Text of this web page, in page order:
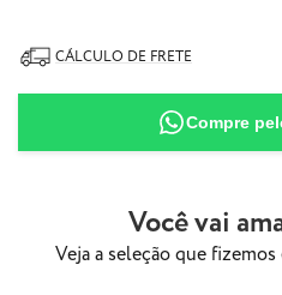
87% Poliamida
13% Elastano
CÁLCULO DE FRETE
Compre
Você vai
Veja a seleção que